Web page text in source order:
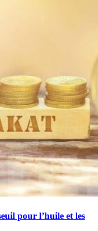
pour l’huile et les